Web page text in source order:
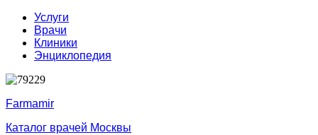
Услуги
Врачи
Клиники
Энциклопедия
Farmamir
Каталог врачей Москвы